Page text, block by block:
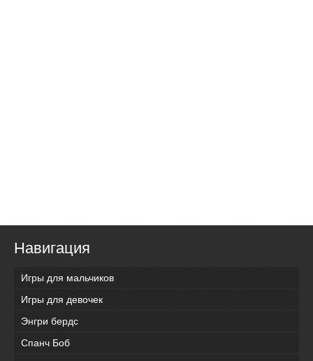
Навигация
Игры для мальчиков
Игры для девочек
Энгри бердс
Спанч Боб